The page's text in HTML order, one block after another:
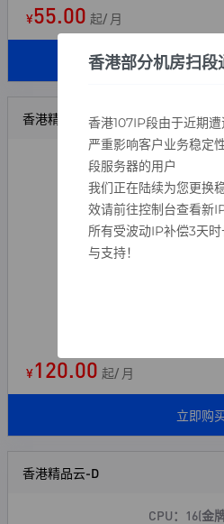
¥55.00 起/ 月
立即购
香港精品云-C
CPU：8核 (金
内存：8G
硬盘：30+80G
IP数量：1
带宽：12Mbps（
线路：CN2+CTG
香港大埔数据中
¥120.00 起/ 月
立即购
香港精品云-D
CPU：16(金
香港部分机房扫段
香港107IP段由于近期
严重影响客户业务稳定
段服务器的用户
我们正在陆续为您更换
效请前往控制台查看新
所有受波动IP补偿3天
与支持！